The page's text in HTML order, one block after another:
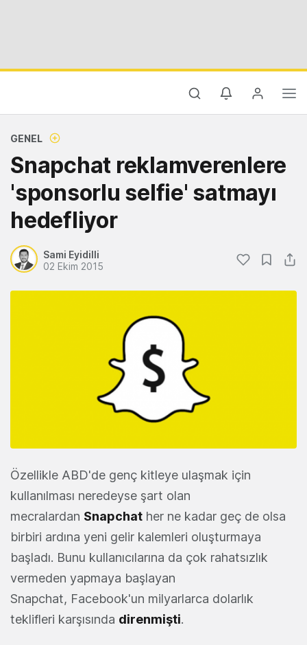
GENEL
Snapchat reklamverenlere
'sponsorlu selfie' satmayı
hedefliyor
Sami Eyidilli
02 Ekim 2015
Özellikle ABD'de genç kitleye ulaşmak için
kullanılması neredeyse şart olan
mecralardan Snapchat her ne kadar geç de olsa
birbiri ardına yeni gelir kalemleri oluşturmaya
başladı. Bunu kullanıcılarına da çok rahatsızlık
vermeden yapmaya başlayan
Snapchat, Facebook'un milyarlarca dolarlık
teklifleri karşısında direnmişti.